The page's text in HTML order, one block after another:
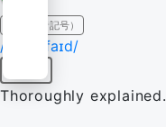
IPA（発音記号）
/ˈspɛsɪfaɪd/
Thoroughly explained.